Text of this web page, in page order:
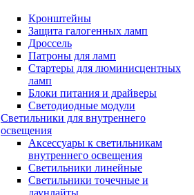
Кронштейны
Защита галогенных ламп
Дроссель
Патроны для ламп
Стартеры для люминисцентных
ламп
Блоки питания и драйверы
Светодиодные модули
Светильники для внутреннего
освещения
Аксессуары к светильникам
внутреннего освещения
Светильники линейные
Светильники точечные и
даунлайты